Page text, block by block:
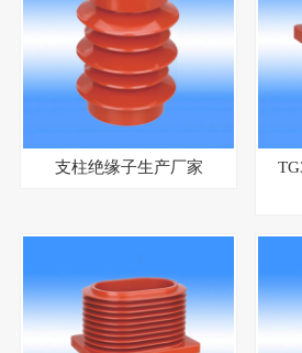
支柱绝缘子生产厂家